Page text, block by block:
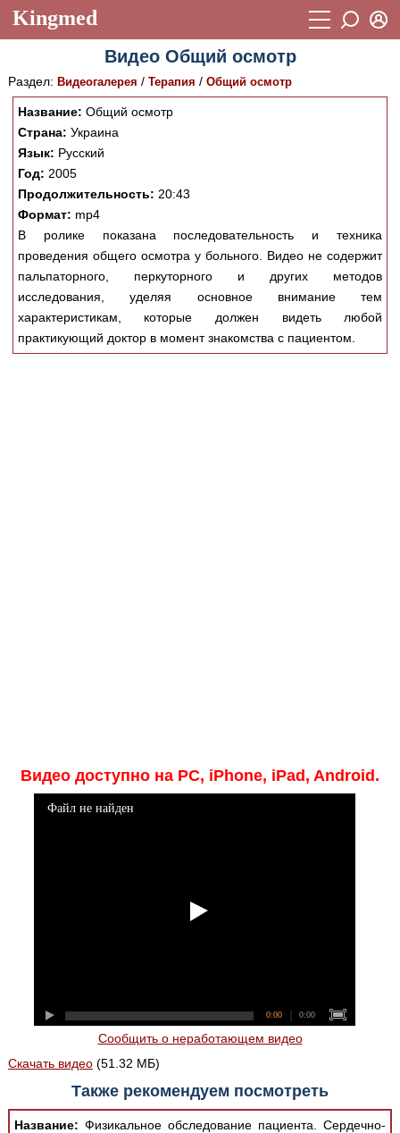
Kingmed
Учебный материал
Видеогалерея 899
Фотогалерея (1906)
Истории болезней
Лекции и презентации 2474
Аккредитационные тесты (6)
Методические рекомендации
Научно-популярное
Статьи
Пароль
Восстановить пароль
Регистрация
Видео Общий осмотр
Раздел: Видеогалерея / Терапия / Общий осмотр
Название: Общий осмотр
Страна: Украина
Язык: Русский
Год: 2005
Продолжительность: 20:43
Формат: mp4
В ролике показана последовательность и техника
проведения общего осмотра у больного. Видео не содержит
пальпаторного, перкуторного и других методов
исследования, уделяя основное внимание тем
характеристикам, которые должен видеть любой
практикующий доктор в момент знакомства с пациентом.
Видео доступно на PC, iPhone, iPad, Android.
Файл не найден
0:00 0:00
Сообщить о неработающем видео
Скачать видео(51.32 МБ)
Также рекомендуем посмотреть
Название: Физикальное обследование пациента. Сердечно-